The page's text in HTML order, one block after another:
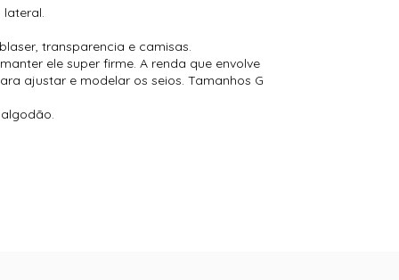
transparencia e camisas.
ele super firme. A renda que envolve
ajustar e modelar os seios. Tamanhos G